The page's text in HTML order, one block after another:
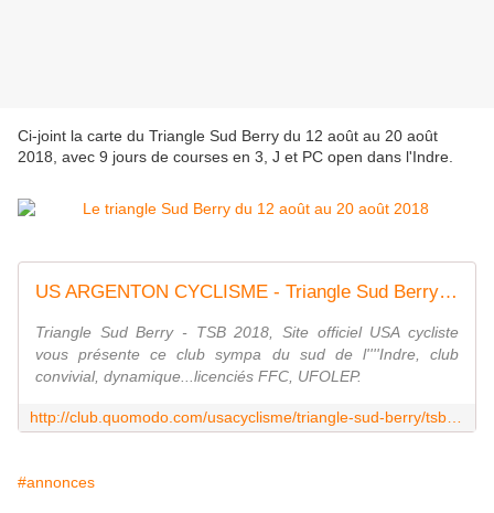
Ci-joint la carte du Triangle Sud Berry du 12 août au 20 août
2018, avec 9 jours de courses en 3, J et PC open dans l'Indre.
US ARGENTON CYCLISME - Triangle Sud Berry - TSB 2018
Triangle Sud Berry - TSB 2018, Site officiel USA cycliste
vous présente ce club sympa du sud de l''''Indre, club
convivial, dynamique...licenciés FFC, UFOLEP.
#annonces